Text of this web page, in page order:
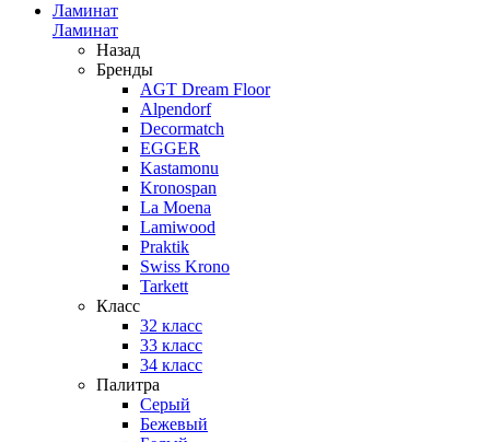
Ламинат
Ламинат
Назад
Бренды
AGT Dream Floor
Alpendorf
Decormatch
EGGER
Kastamonu
Kronospan
La Moena
Lamiwood
Praktik
Swiss Krono
Tarkett
Класс
32 класс
33 класс
34 класс
Палитра
Серый
Бежевый